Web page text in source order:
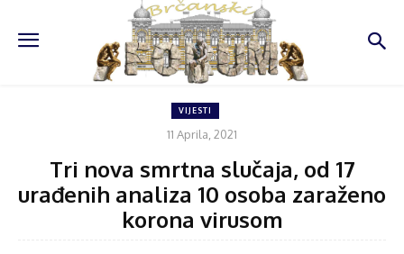
VIJESTI
11 Aprila, 2021
Tri nova smrtna slučaja, od 17
urađenih analiza 10 osoba zaraženo
korona virusom